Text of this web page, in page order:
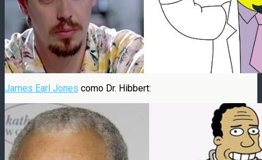
James Earl Jones como Dr. Hibbert: